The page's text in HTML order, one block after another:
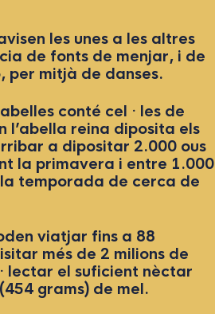
les unes a les altres
de fonts de menjar, i de
per mitjà de danses.
conté cel · les de
l’abella reina diposita els
a dipositar 2.000 ous
la primavera i entre 1.000
temporada de cerca de
viatjar fins a 88
més de 2 milions de
lectar el suficient nèctar
grams) de mel.